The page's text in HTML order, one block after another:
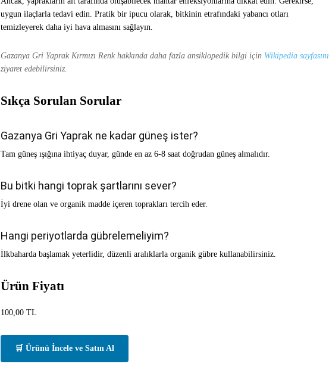
uygun ilaçlarla tedavi edin. Pratik bir ipucu olarak, bitkinin etrafındaki yabancı otları
temizleyerek daha iyi hava almasını sağlayın.
Gazanya Gri Yaprak Kırmızı Renk hakkında daha fazla ansiklopedik bilgi için Wikipedia sayfasını
ziyaret edebilirsiniz.
Sıkça Sorulan Sorular
Gazanya Gri Yaprak ne kadar güneş ister?
Tam güneş ışığına ihtiyaç duyar, günde en az 6-8 saat doğrudan güneş almalıdır.
Bu bitki hangi toprak şartlarını sever?
İyi drene olan ve organik madde içeren toprakları tercih eder.
Hangi periyotlarda gübrelemeliyim?
İlkbaharda başlamak yeterlidir, düzenli aralıklarla organik gübre kullanabilirsiniz.
Ürün Fiyatı
100,00 TL
🛒 Ürünü İncele ve Satın Al